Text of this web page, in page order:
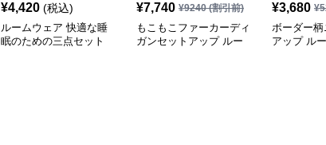
¥4,420 (税込)
ルームウェア 快適な睡
眠のための三点セット
¥7,740 ¥9240(割引前)
もこもこファーカーディ
ガンセットアップ ルー
¥3,680 ¥
ボーダー柄
アップ ル